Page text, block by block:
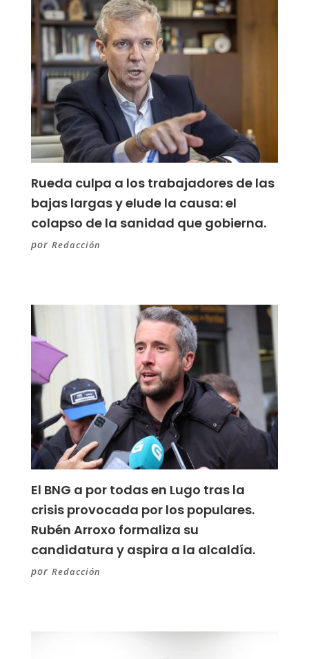
Rueda culpa a los trabajadores de las
bajas largas y elude la causa: el
colapso de la sanidad que gobierna.
por Redacción
El BNG a por todas en Lugo tras la
crisis provocada por los populares.
Rubén Arroxo formaliza su
candidatura y aspira a la alcaldía.
por Redacción